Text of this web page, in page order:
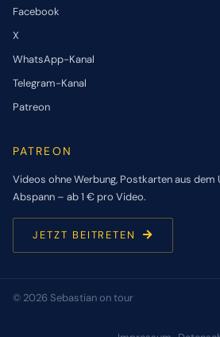
Facebook
X
WhatsApp-Kanal
Telegram-Kanal
Patreon
PATREON
Videos ohne Werbung, Postkarten aus dem
Abspann – ab 1 € pro Video.
JETZT BEITRETEN
© 2026 Sebastian on tour